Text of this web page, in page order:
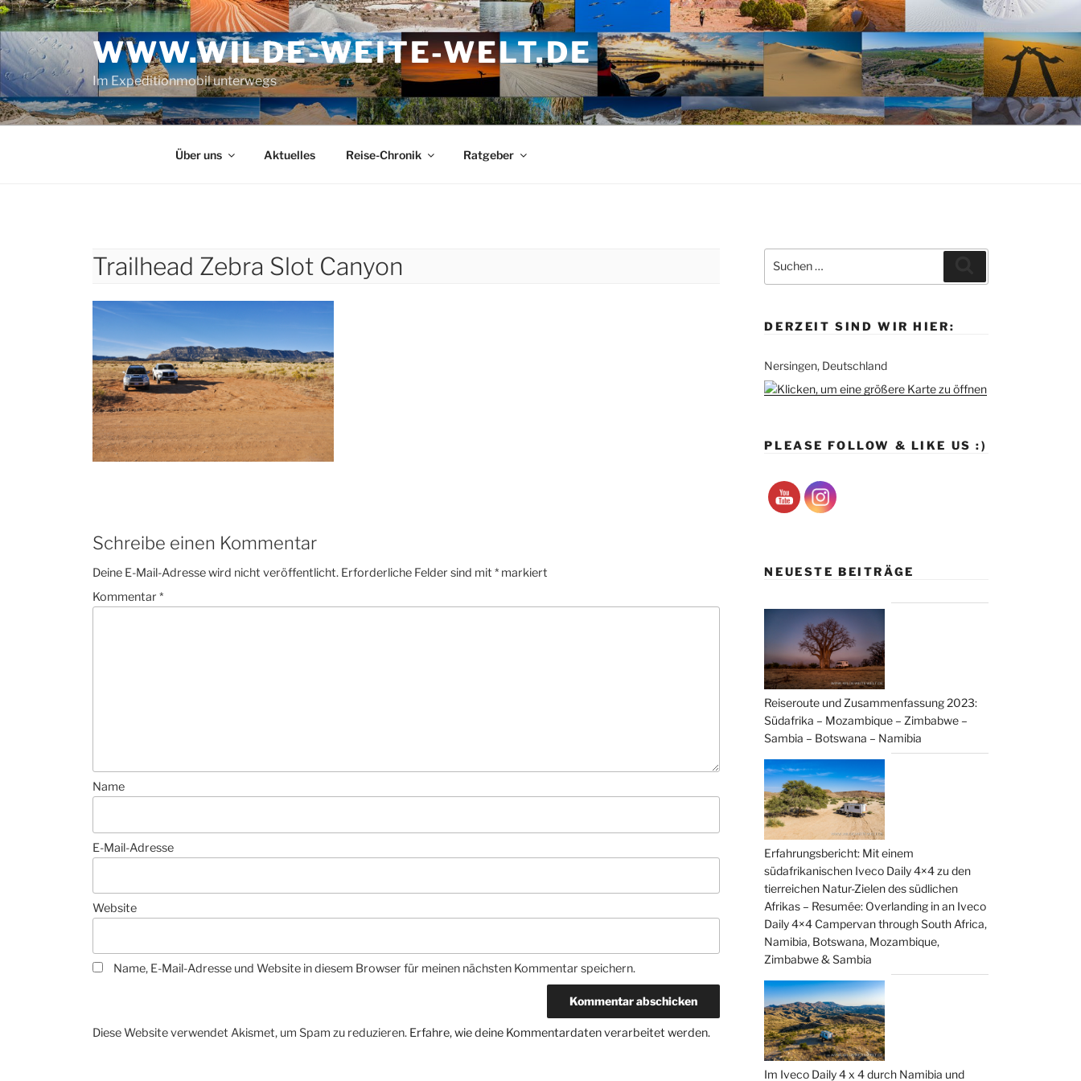
Zum
Inhalt
springen
WWW.WILDE-WEITE-WELT.DE
Im Expeditionmobil unterwegs
Über uns Aktuelles Reise-Chronik Ratgeber
Trailhead Zebra Slot Canyon
Schreibe einen Kommentar
Deine E-Mail-Adresse wird nicht veröffentlicht. Erforderliche Felder sind mit* markiert
Kommentar*
Name
E-Mail-Adresse
Website
Name, E-Mail-Adresse und Website in diesem Browser für meinen nächsten Kommentar speichern.
Diese Website verwendet Akismet, um Spam zu reduzieren. Erfahre, wie deine Kommentardaten verarbeitet werden.
nach:
DERZEIT SIND WIR HIER:
Nersingen, Deutschland
PLEASE FOLLOW & LIKE US :)
NEUESTE BEITRÄGE
Reiseroute und Zusammenfassung 2023:
Südafrika – Mozambique – Zimbabwe –
Sambia – Botswana – Namibia
Erfahrungsbericht: Mit einem
südafrikanischen Iveco Daily 4×4 zu den
tierreichen Natur-Zielen des südlichen
Afrikas – Resumée: Overlanding in an Iveco
Daily 4×4 Campervan through South Africa,
Namibia, Botswana, Mozambique,
Zimbabwe & Sambia
Im Iveco Daily 4 x 4 durch Namibia und